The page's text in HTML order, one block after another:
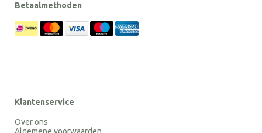
Betaalmethoden
Klantenservice
Over ons